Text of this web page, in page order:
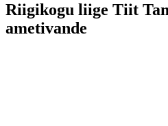
Riigikogu liige Tiit
ametivande